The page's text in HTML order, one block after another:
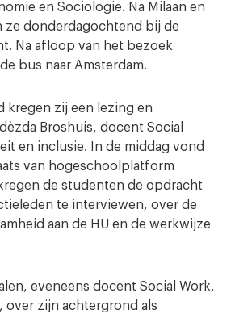
en Sociologie. Na Milaan en
ze donderdagochtend bij de
Na afloop van het bezoek
bus naar Amsterdam.
kregen zij een lezing en
Broshuis, docent Social
en inclusie. In de middag vond
van hogeschoolplatform
de studenten de opdracht
te interviewen, over de
aan de HU en de werkwijze
eveneens docent Social Work,
over zijn achtergrond als